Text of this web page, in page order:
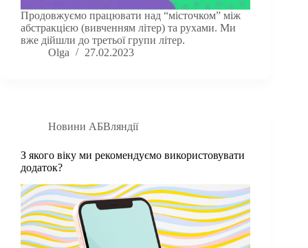
Продовжуємо працювати над “місточком” між
абстракцією (вивченням літер) та рухами. Ми
вже дійшли до третьої групи літер.
Olga
27.02.2023
Новини АБВляндії
З якого віку ми рекомендуємо використовувати
додаток?